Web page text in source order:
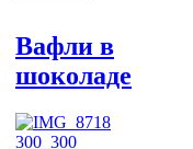
Вафли в
шоколаде